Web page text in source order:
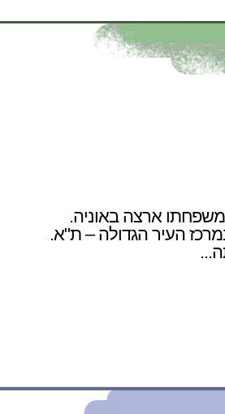
עם משפחתו ארצה באוניה.
העיר הגדולה – ת"א.